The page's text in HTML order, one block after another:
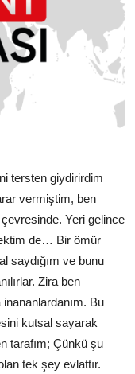
tersten giydirirdim
vermiştim, ben
Yeri gelince
de… Bir ömür
saydığım ve bunu
Zira ben
Bu
kutsal sayarak
tarafım; Çünkü şu
tek şey evlattır.